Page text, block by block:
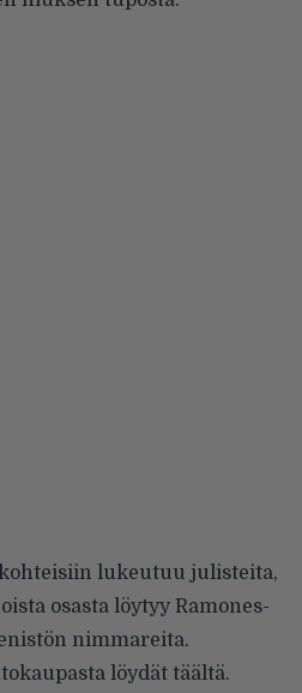
lukeutuu julisteita,
osasta löytyy Ramones-
nimmareita.
löydät täältä.